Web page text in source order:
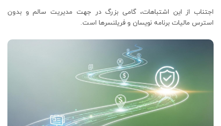
اجتناب از این اشتباهات، گامی بزرگ در جهت مدیریت سالم و بدون
استرس مالیات برنامه نویسان و فریلنسرها است.